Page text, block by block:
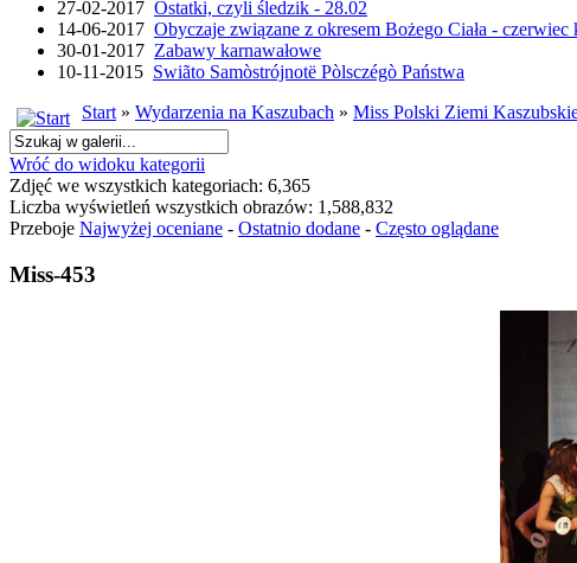
27-02-2017 Ostatki, czyli śledzik - 28.02
14-06-2017 Obyczaje związane z okresem Bożego Ciała - czerwiec
30-01-2017 Zabawy karnawałowe
10-11-2015 Swiãto Samòstrójnotë Pòlsczégò Państwa
Start» Wydarzenia na Kaszubach » Miss Polski Ziemi
Wróć do widoku kategorii
Zdjęć we wszystkich kategoriach: 6,365
Liczba wyświetleń wszystkich obrazów: 1,588,832
Przeboje Najwyżej oceniane - Ostatnio dodane - Często oglądane
Miss-453